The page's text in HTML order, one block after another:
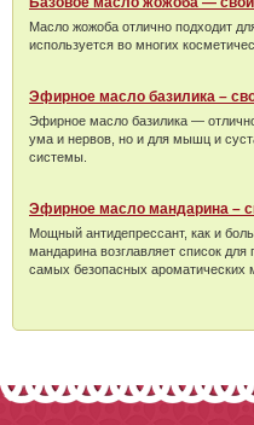
Масло жожоба отлично подходит
используется во многих
Эфирное масло базилика –
Эфирное масло базилика —
ума и нервов, но и для мышц и
системы.
Эфирное масло мандарина –
Мощный антидепрессант, как и
мандарина возглавляет список
самых безопасных ароматических